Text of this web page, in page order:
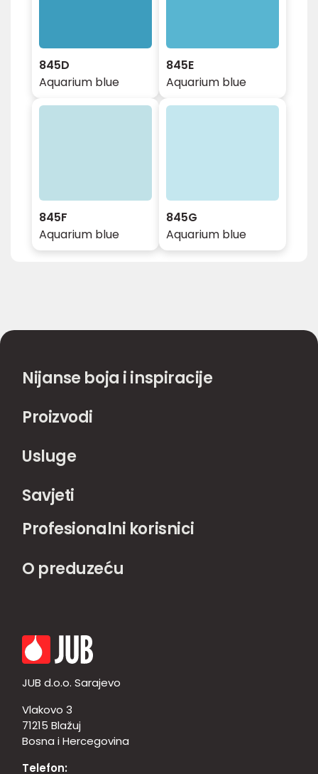
845D
Aquarium blue
845E
Aquarium blue
845F
Aquarium blue
845G
Aquarium blue
Nijanse boja i inspiracije
Proizvodi
Usluge
Savjeti
Profesionalni korisnici
O preduzeću
JUB d.o.o. Sarajevo
Vlakovo 3
71215 Blažuj
Bosna i Hercegovina
Telefon: